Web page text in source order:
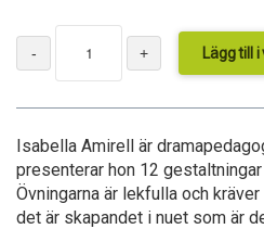
Lägg till
Isabella Amirell är
presenterar hon 12
Övningarna är lekfulla och
det är skapandet i nuet som är